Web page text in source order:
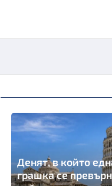
Денят, в който
грашка се